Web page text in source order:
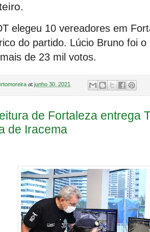
elegeu 10 vereadores em
do partido. Lúcio Bruno foi
de 23 mil votos.
at junho 30, 2021
de Fortaleza entrega
de Iracema